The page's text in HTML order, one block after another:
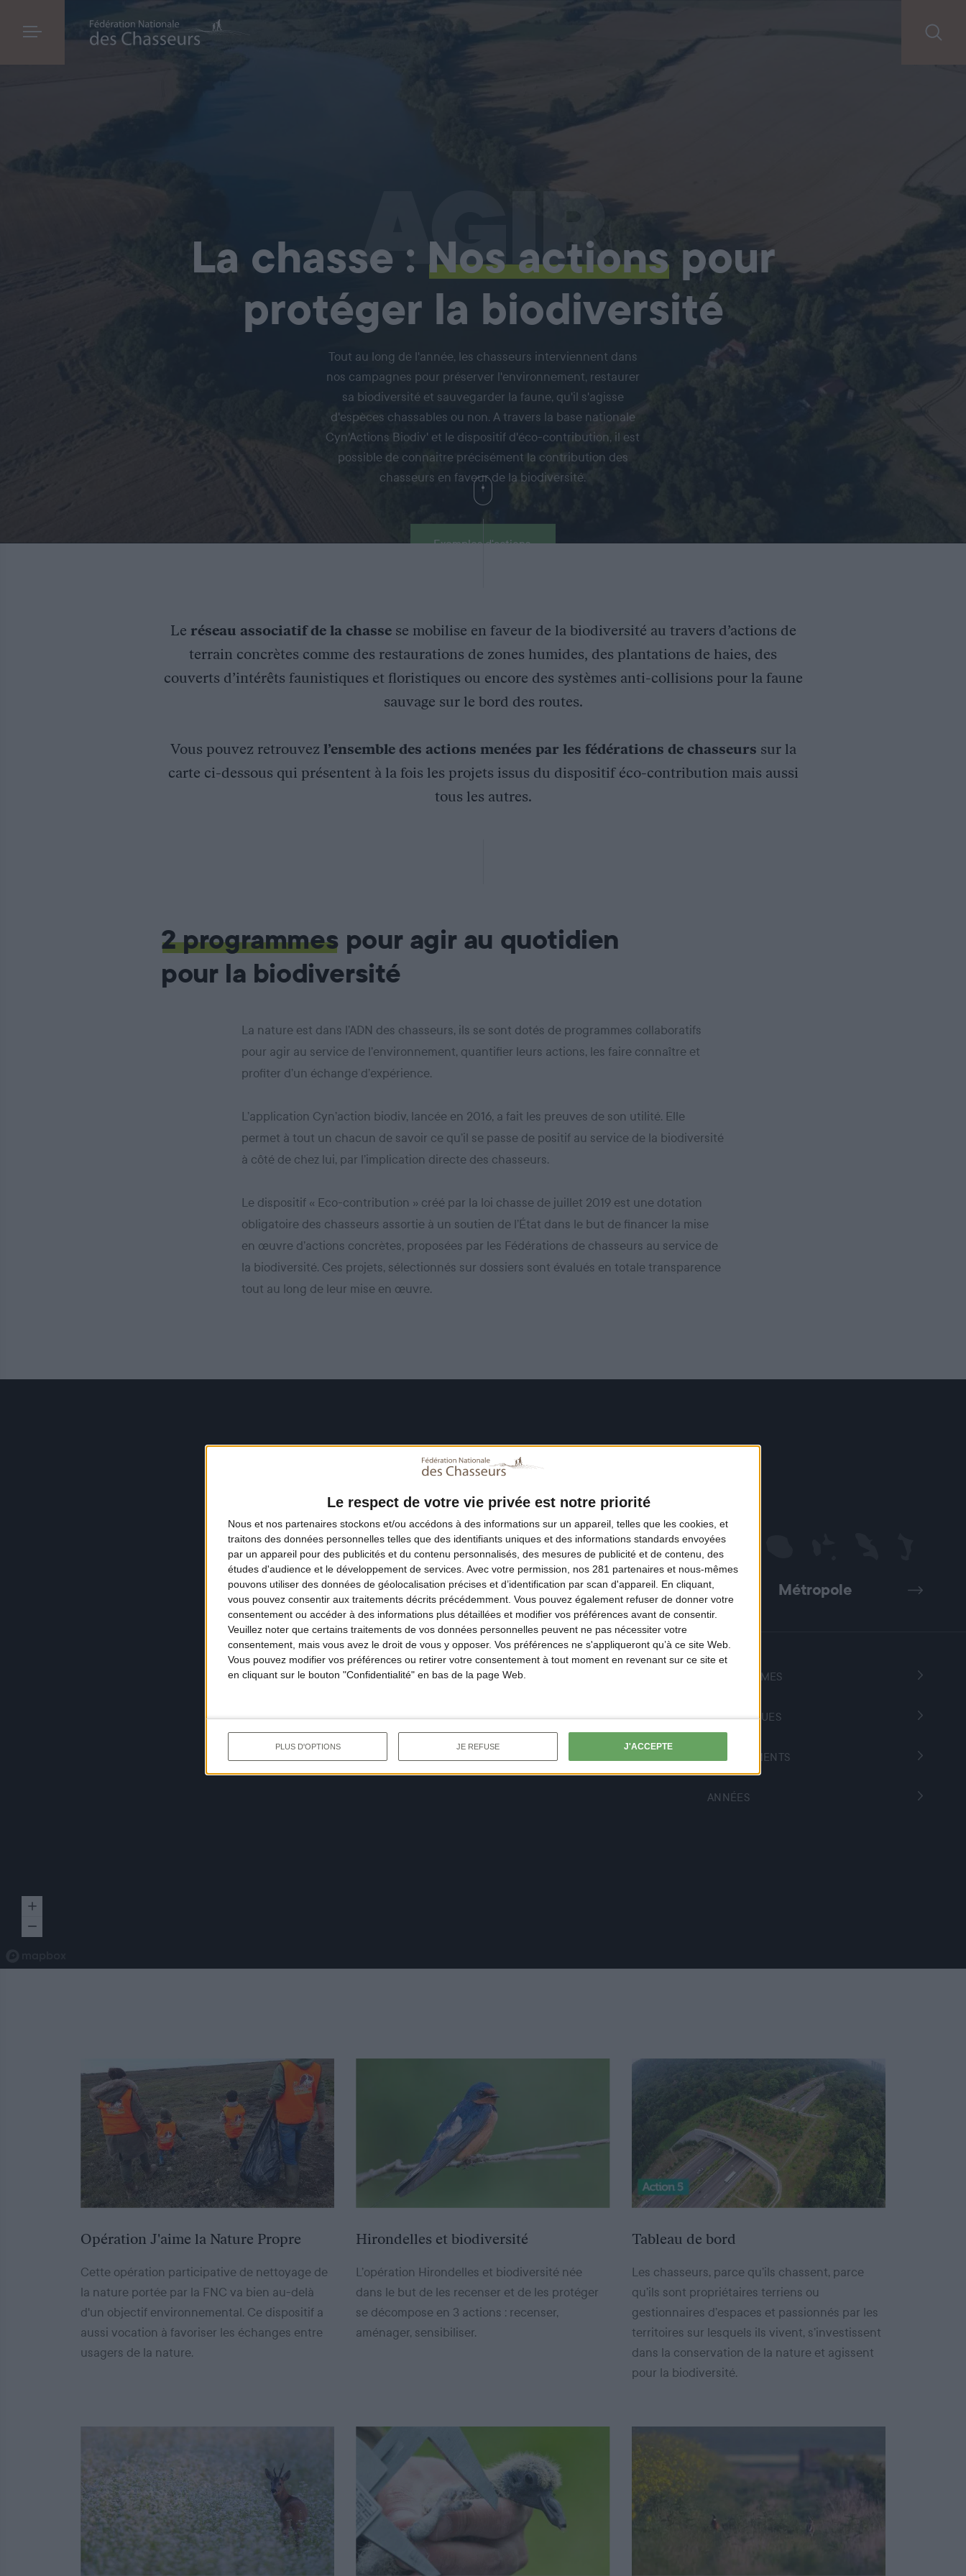
Le respect de votre vie privée est notre priorité
Nous et nos partenaires stockons et/ou accédons à des informations sur un appareil, telles que les cookies, et
traitons des données personnelles telles que des identifiants uniques et des informations standards envoyées
par un appareil pour des publicités et du contenu personnalisés, des mesures de publicité et de contenu, des
études d'audience et le développement de services. Avec votre permission, nos 281 partenaires et nous-mêmes
pouvons utiliser des données de géolocalisation précises et d’identification par scan d'appareil. En cliquant,
vous pouvez consentir aux traitements décrits précédemment. Vous pouvez également refuser de donner votre
consentement ou accéder à des informations plus détaillées et modifier vos préférences avant de consentir.
Veuillez noter que certains traitements de vos données personnelles peuvent ne pas nécessiter votre
consentement, mais vous avez le droit de vous y opposer. Vos préférences ne s'appliqueront qu’à ce site Web.
Vous pouvez modifier vos préférences ou retirer votre consentement à tout moment en revenant sur ce site et
en cliquant sur le bouton "Confidentialité" en bas de la page Web.
PLUS D'OPTIONS JE REFUSE J'ACCEPTE
AGIR
La chasse : Nos actionspour
protéger la biodiversité
Tout au long de l'année, les chasseurs interviennent dans
nos campagnes pour préserver l'environnement, restaurer
sa biodiversité et sauvegarder la faune, qu'il s'agisse
d'espèces chassables ou non. A travers la base nationale
Cyn'Actions Biodiv' et le dispositif d'éco-contribution, il est
possible de connaitre précisément la contribution des
chasseurs en faveur de la biodiversité.
Exemples d'actions
Le réseau associatif de la chassese mobilise en faveur de la biodiversité au travers d’actions de
terrain concrètes comme des restaurations de zones humides, des plantations de haies, des
couverts d’intérêts faunistiques et floristiques ou encore des systèmes anti-collisions pour la faune
sauvage sur le bord des routes.
Vous pouvez retrouvez l’ensemble des actions menées par les fédérations de chasseurs sur la
carte ci-dessous qui présentent à la fois les projets issus du dispositif éco-contribution mais aussi
tous les autres.
2 programmes pour agir au quotidien
pour la biodiversité
La nature est dans l’ADN des chasseurs, ils se sont dotés de programmes collaboratifs
pour agir au service de l’environnement, quantifier leurs actions, les faire connaître et
profiter d’un échange d’expérience.
L’application Cyn’action biodiv, lancée en 2016, a fait les preuves de son utilité. Elle
permet à tout un chacun de savoir ce qu’il se passe de positif au service de la biodiversité
à côté de chez lui, par l’implication directe des chasseurs.
Le dispositif « Eco-contribution » créé par la loi chasse de juillet 2019 est une dotation
obligatoire des chasseurs assortie à un soutien de l’État dans le but de financer la mise
en œuvre d’actions concrètes, proposées par les Fédérations de chasseurs au service de
la biodiversité. Ces projets, sélectionnés sur dossiers sont évalués en totale transparence
tout au long de leur mise en œuvre.
Précédent Métropole Suivant
PROGRAMMES
THÉMATIQUES
DÉPARTEMENTS
ANNÉES
Opération J'aime la Nature Propre
Cette opération participative de nettoyage de
la nature portée par la FNC va bien au-delà
d'un objectif environnemental. Ce dispositif a
aussi vocation à favoriser les échanges entre
usagers de la nature.
Hirondelles et biodiversité
L’opération Hirondelles et biodiversité née
dans le but de les recenser et de les protéger
se décompose en 3 actions : recenser,
aménager, sensibiliser.
Tableau de bord
Les chasseurs, parce qu’ils chassent, parce
qu’ils sont propriétaires terriens ou
gestionnaires d’espaces et passionnés par les
territoires sur lesquels ils vivent, s’investissent
dans la conservation de la nature et agissent
pour la biodiversité.